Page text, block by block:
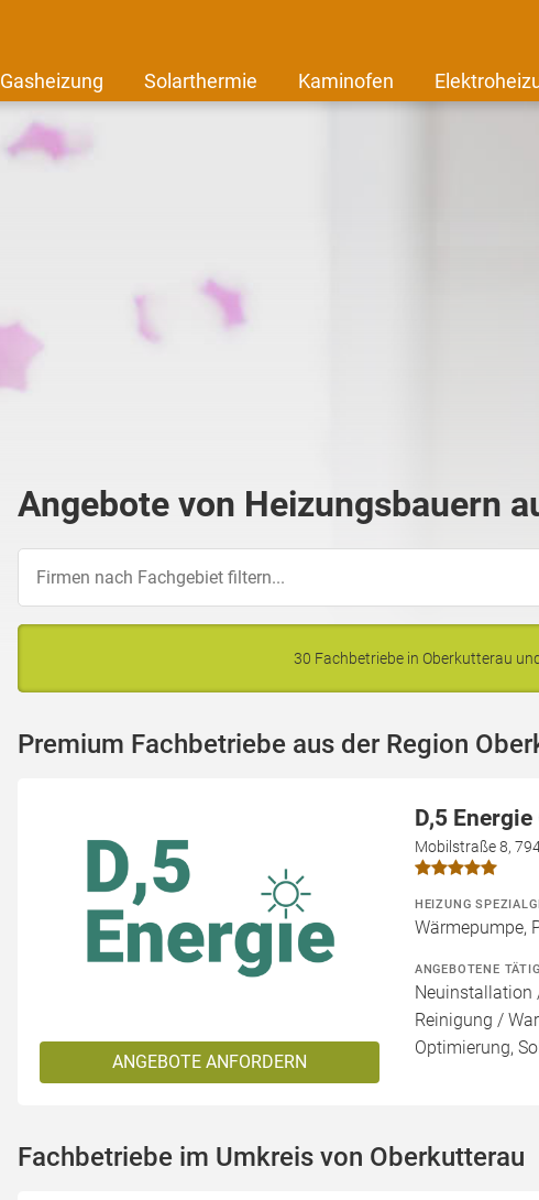
Gasheizung Solarthermie Kaminofen
Angebote von Heizungsbauern
30 Fachbetriebe in Oberkutterau
Premium Fachbetriebe aus der Region
ANGEBOTE ANFORDERN
D,5 Energie
Mobilstraße 8,
HEIZUNG
Wärmepumpe,
ANGEBOTENE
Neuinstallation
Reinigung /
Optimierung,
Fachbetriebe im Umkreis von Oberkutterau